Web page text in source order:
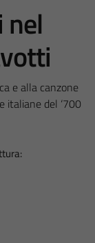
e alla canzone
italiane del ‘700